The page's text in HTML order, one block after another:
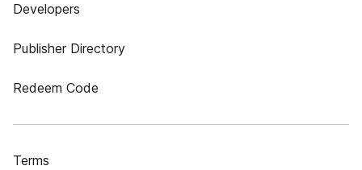
Developers
Publisher Directory
Redeem Code
Terms